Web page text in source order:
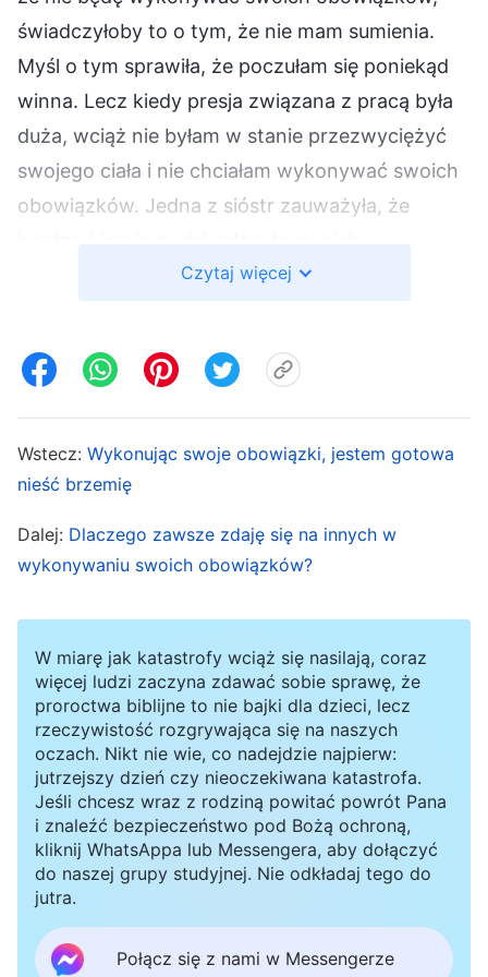
świadczyłoby to o tym, że nie mam sumienia.
Myśl o tym sprawiła, że poczułam się poniekąd
winna. Lecz kiedy presja związana z pracą była
duża, wciąż nie byłam w stanie przezwyciężyć
swojego ciała i nie chciałam wykonywać swoich
obowiązków. Jedna z sióstr zauważyła, że
obowiązków, zwróciła mi zatem uwagę, że nie
przygnębiona i pomyślałam, że nie powinnam
traktować swoich obowiązków w ten sposób,
lecz później wciąż mimowolnie stawiałam swoje
ciało na pierwszym miejscu, uznając, że
Później jedna z sióstr zgłosiła moje
postępowanie, a kiedy zwierzchnicy przyjrzeli
się sytuacji i zweryfikowali ją, zwolnili mnie z
powodu mojego uporczywego zachowania.
Przywódca przeczytał mi fragment słów Bożych:
Jeśli, wierząc w Boga, ludzie nie oddają Mu
swych serc, jeśli ich serca nie są przy Bogu i
jeśli nie traktują Jego brzemienia jako
własnego, wówczas wszystko, co robią, jest
oszukiwaniem Boga, działaniem typowym dla
ludzi religijnych i Bóg tego nie pochwali. Bóg
nie może też nic zyskać od takiej osoby, która
Czytaj więcej
Wstecz: Wykonując swoje obowiązki, jestem gotowa
nieść brzemię
Dalej: Dlaczego zawsze zdaję się na innych w
wykonywaniu swoich obowiązków?
W miarę jak katastrofy wciąż się nasilają, coraz
więcej ludzi zaczyna zdawać sobie sprawę, że
proroctwa biblijne to nie bajki dla dzieci, lecz
rzeczywistość rozgrywająca się na naszych
oczach. Nikt nie wie, co nadejdzie najpierw:
jutrzejszy dzień czy nieoczekiwana katastrofa.
Jeśli chcesz wraz z rodziną powitać powrót Pana
i znaleźć bezpieczeństwo pod Bożą ochroną,
kliknij WhatsAppa lub Messengera, aby dołączyć
do naszej grupy studyjnej. Nie odkładaj tego do
jutra.
Połącz się z nami w Messengerze